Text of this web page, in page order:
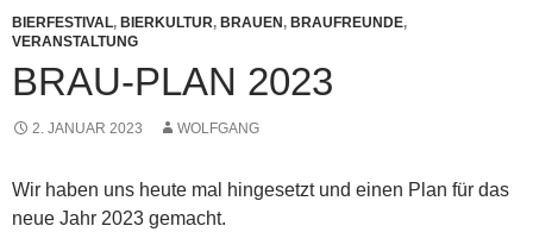
BIERFESTIVAL, BIERKULTUR, BRAUEN , BRAUFREUNDE,
VERANSTALTUNG
BRAU-PLAN 2023
2. JANUAR 2023 WOLFGANG
Wir haben uns heute mal hingesetzt und einen Plan für das
neue Jahr 2023 gemacht.